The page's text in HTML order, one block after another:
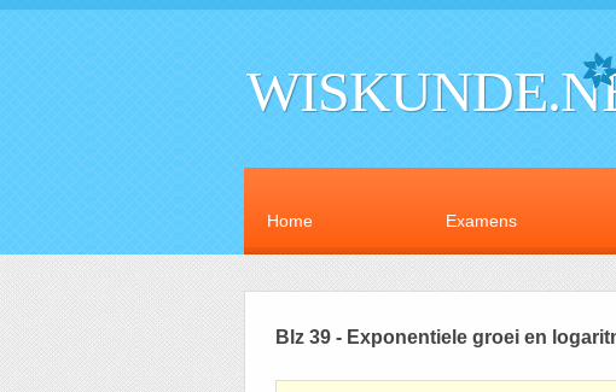
Home Examens
Blz 39 - Exponentiele groei en